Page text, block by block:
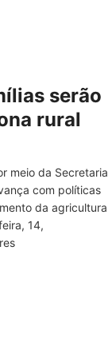
serão
rural
meio da Secretaria
com políticas
da agricultura
14,